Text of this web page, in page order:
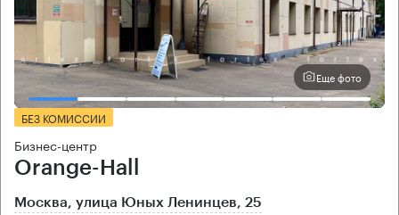
Еще фото
БЕЗ КОМИССИИ
Бизнес-центр
Orange-Hall
Москва, улица Юных Ленинцев, 25